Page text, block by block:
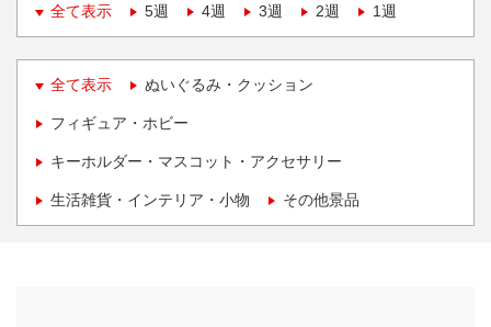
全て表示
5週 4週 3週 2週 1週
全て表示 ぬいぐるみ・クッション
フィギュア・ホビー
キーホルダー・マスコット・アクセサリー
生活雑貨・インテリア・小物 その他景品